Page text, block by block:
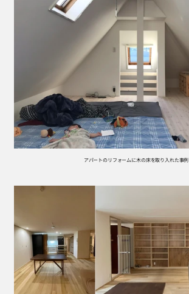
アパートのリフォームに木の床を取り入れた事例